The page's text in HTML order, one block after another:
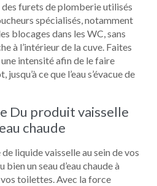
furets de plomberie utilisés
spécialisés, notamment
blocages dans les WC, sans
à l’intérieur de la cuve. Faites
intensité afin de le faire
ce que l’eau s’évacue de
Du produit vaisselle
chaude
liquide vaisselle au sein de vos
un seau d’eau chaude à
toilettes. Avec la force